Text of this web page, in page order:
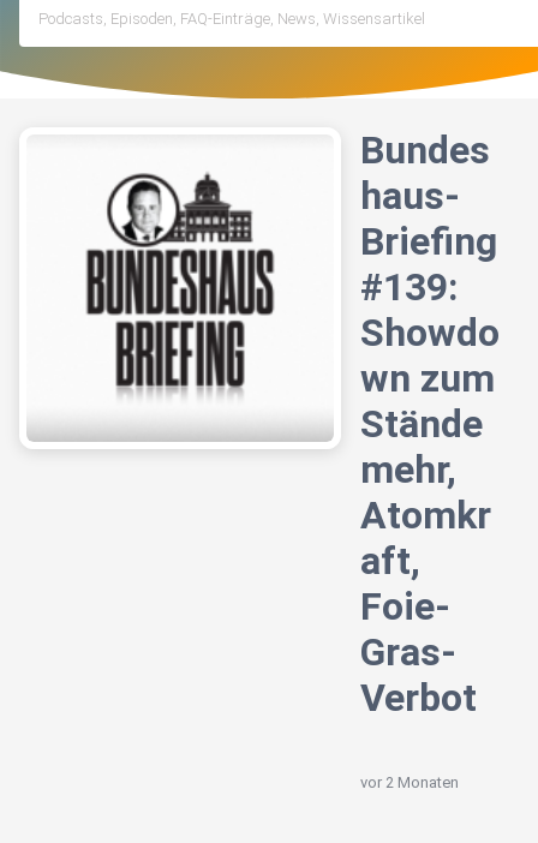
Bundes
haus-
Briefing
#139:
Showdo
wn zum
Stände
mehr,
Atomkr
aft,
Foie-
Gras-
Verbot
vor 2 Monaten